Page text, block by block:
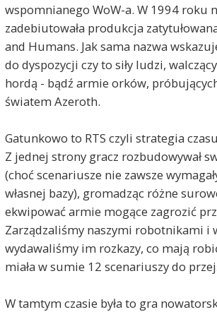
wspomnianego WoW-a. W 1994 roku
zadebiutowała produkcja
and Humans. Jak sama nazwa
do dyspozycji czy to siły ludzi,
hordą - bądź armie orków,
światem Azeroth.
Gatunkowo to RTS czyli strategia
Z jednej strony gracz rozbudowywał
(choć scenariusze nie zawsze
własnej bazy), gromadząc różne
ekwipować armie mogące zagrozić
Zarządzaliśmy naszymi robotnikami i
wydawaliśmy im rozkazy, co mają
miała w sumie 12 scenariuszy do
W tamtym czasie była to gra